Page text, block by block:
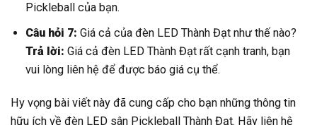
Pickleball của bạn.
Câu hỏi 7: Giá cả của đèn LED Thành Đạt như thế nào?
Trả lời: Giá cả đèn LED Thành Đạt rất cạnh tranh, bạn
vui lòng liên hệ để được báo giá cụ thể.
Hy vọng bài viết này đã cung cấp cho bạn những thông tin
hữu ích về đèn LED sân Pickleball Thành Đạt. Hãy liên hệ